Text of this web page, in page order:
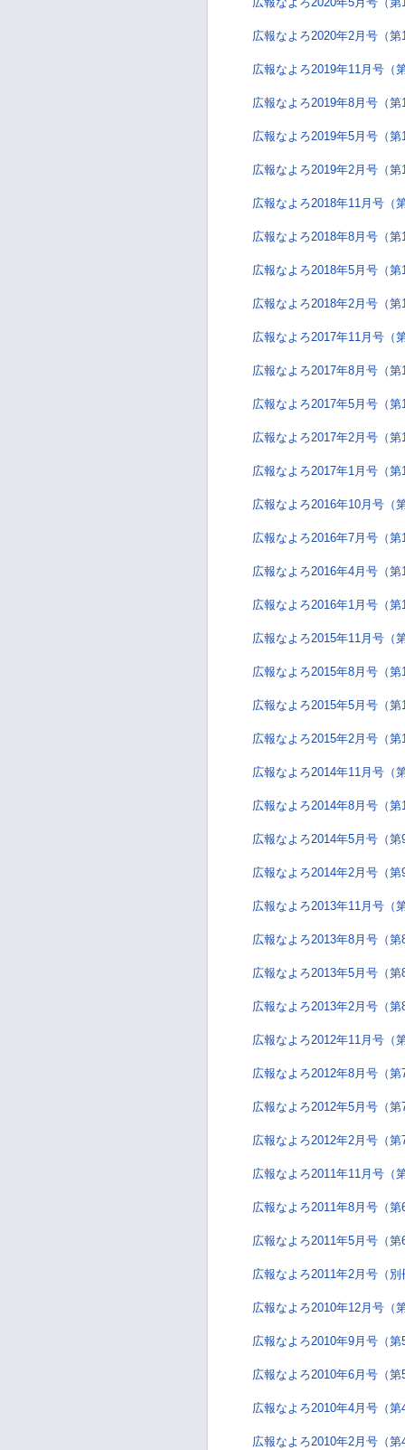
広報なよろ2020年2月号（第
広報なよろ2019年11月号（
広報なよろ2019年8月号（第
広報なよろ2019年5月号（第
広報なよろ2019年2月号（第
広報なよろ2018年11月号（
広報なよろ2018年8月号（第
広報なよろ2018年5月号（第
広報なよろ2018年2月号（第
広報なよろ2017年11月号（
広報なよろ2017年8月号（第
広報なよろ2017年5月号（第
広報なよろ2017年2月号（第
広報なよろ2017年1月号（第
広報なよろ2016年10月号（
広報なよろ2016年7月号（第
広報なよろ2016年4月号（第
広報なよろ2016年1月号（第
広報なよろ2015年11月号（
広報なよろ2015年8月号（第
広報なよろ2015年5月号（第
広報なよろ2015年2月号（第
広報なよろ2014年11月号（
広報なよろ2014年8月号（第
広報なよろ2014年5月号（第
広報なよろ2014年2月号（第
広報なよろ2013年11月号（
広報なよろ2013年8月号（第
広報なよろ2013年5月号（第
広報なよろ2013年2月号（第
広報なよろ2012年11月号（
広報なよろ2012年8月号（第
広報なよろ2012年5月号（第
広報なよろ2012年2月号（第
広報なよろ2011年11月号（
広報なよろ2011年8月号（第
広報なよろ2011年5月号（第
広報なよろ2011年2月号（別
広報なよろ2010年12月号（
広報なよろ2010年9月号（第
広報なよろ2010年6月号（第
広報なよろ2010年4月号（第
広報なよろ2010年2月号（第